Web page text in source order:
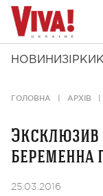
НОВИНИ ЗІРКИ
ГОЛОВНА АРХІВ
Эксклюзив
беременна
25.03.2016